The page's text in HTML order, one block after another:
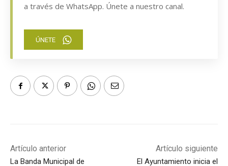
a través de WhatsApp. Únete a nuestro canal.
ÚNETE
Artículo anterior
La Banda Municipal de
Artículo siguiente
El Ayuntamiento inicia el